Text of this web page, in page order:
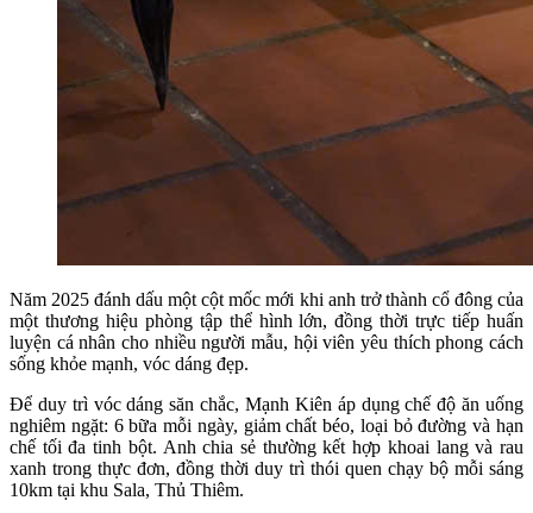
Năm 2025 đánh dấu một cột mốc mới khi anh trở thành cổ đông của
một thương hiệu phòng tập thể hình lớn, đồng thời trực tiếp huấn
luyện cá nhân cho nhiều người mẫu, hội viên yêu thích phong cách
sống khỏe mạnh, vóc dáng đẹp.
Để duy trì vóc dáng săn chắc, Mạnh Kiên áp dụng chế độ ăn uống
nghiêm ngặt: 6 bữa mỗi ngày, giảm chất béo, loại bỏ đường và hạn
chế tối đa tinh bột. Anh chia sẻ thường kết hợp khoai lang và rau
xanh trong thực đơn, đồng thời duy trì thói quen chạy bộ mỗi sáng
10km tại khu Sala, Thủ Thiêm.